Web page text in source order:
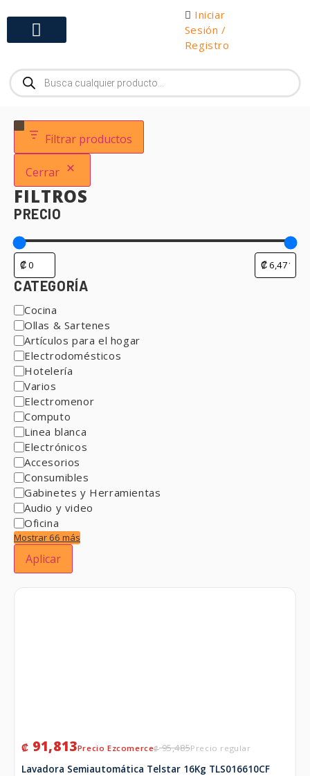
Iniciar
Sesión /
Registro
Filtrar productos
Cerrar
FILTROS
PRECIO
CATEGORÍA
Cocina
Ollas & Sartenes
Artículos para el hogar
Electrodomésticos
Hotelería
Varios
Electromenor
Computo
Linea blanca
Electrónicos
Accesorios
Consumibles
Gabinetes y Herramientas
Audio y video
Oficina
Mostrar 66 más
Aplicar
₡95,485
₡ 91,813
Lavadora Semiautomática Telstar 16Kg TLS016610CF